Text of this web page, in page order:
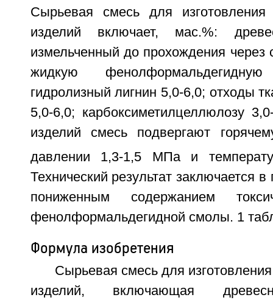
Сырьевая смесь для изготовления
изделий включает, мас.%:
измельченный до прохождения
жидкую
гидролизный лигнин 5,0-6,0; отходы
5,0-6,0; карбоксиметилцеллюлозу
изделий смесь подвергают
давлении 1,3-1,5 МПа и
Технический результат заключается
пониженным содержанием
фенолформальдегидной смолы. 1
Формула изобретения
Сырьевая смесь для
изделий, включающая